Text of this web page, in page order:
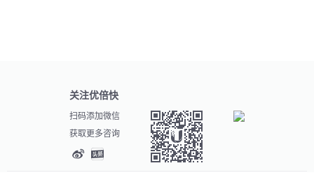
关注优倍快
扫码添加微信
获取更多咨询